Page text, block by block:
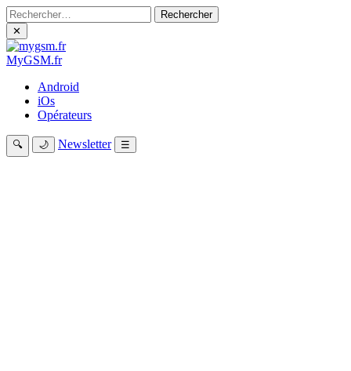
Rechercher :
✕
MyGSM.fr
Android
iOs
Opérateurs
🔍 🌙 Newsletter ☰